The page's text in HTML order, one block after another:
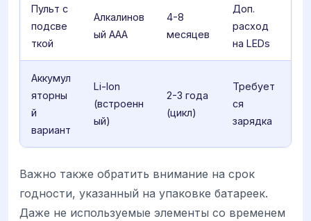
Пульт с
подсве
ткой
Алкалинов
ый AAA
4-8
месяцев
Доп.
расход
на LEDs
Аккумул
яторны
й
вариант
Li-Ion
(встроенн
ый)
2-3 года
(цикл)
Требует
ся
зарядка
Важно также обратить внимание на срок
годности, указанный на упаковке батареек.
Даже не используемые элементы со временем